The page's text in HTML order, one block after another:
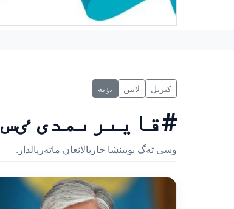
كىرىل لاتىن تٶتە
#قايىرىمدى ٸس
وسى تەگ بويىنشا جاريالانعان ماتەريالدار.